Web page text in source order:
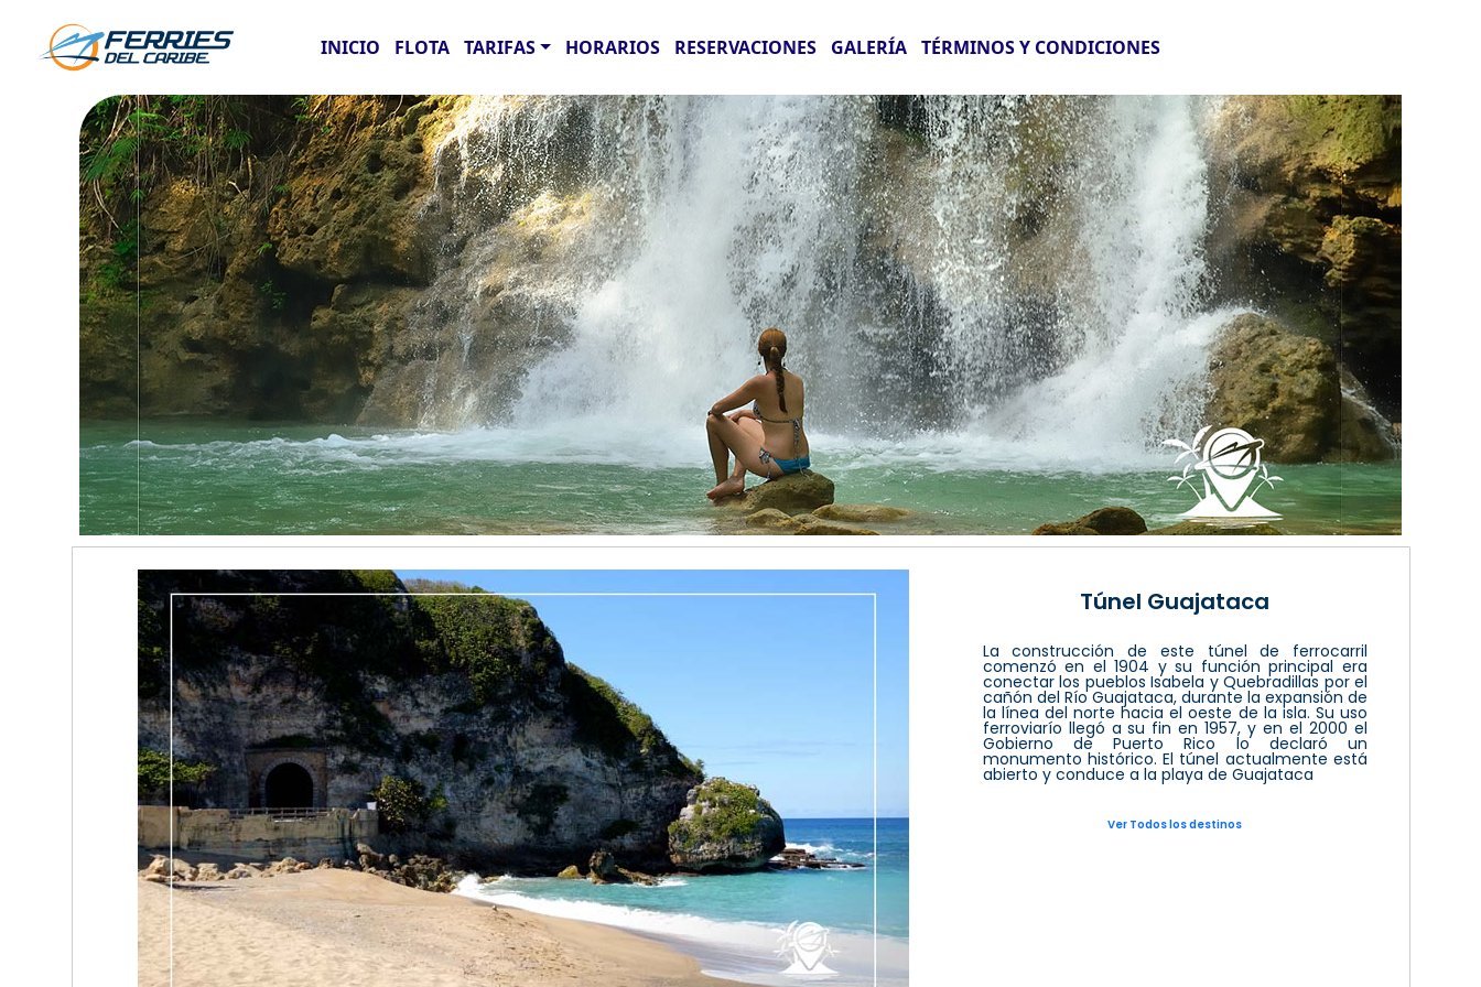
INICIO FLOTA TARIFAS HORARIOS RESERVACIONES GALERÍA TÉRMINOS Y CONDICIONES
Túnel Guajataca
La construcción de este túnel de ferrocarril
comenzó en el 1904 y su función principal era
conectar los pueblos Isabela y Quebradillas por el
cañón del Río Guajataca, durante la expansión de
la línea del norte hacia el oeste de la isla. Su uso
ferroviarío llegó a su fin en 1957, y en el 2000 el
Gobierno de Puerto Rico lo declaró un
monumento histórico. El túnel actualmente está
abierto y conduce a la playa de Guajataca
Ver Todos los destinos